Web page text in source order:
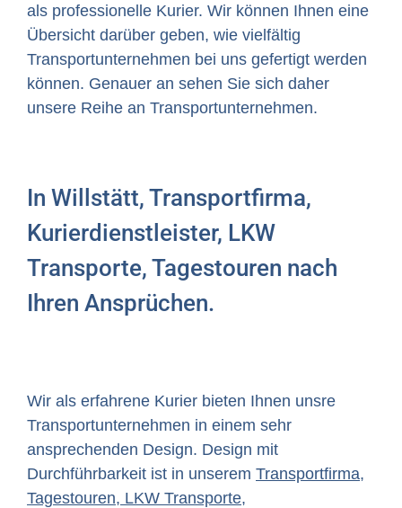
als professionelle Kurier. Wir können Ihnen eine
Übersicht darüber geben, wie vielfältig
Transportunternehmen bei uns gefertigt werden
können. Genauer an sehen Sie sich daher
unsere Reihe an Transportunternehmen.
In Willstätt, Transportfirma,
Kurierdienstleister, LKW
Transporte, Tagestouren nach
Ihren Ansprüchen.
Wir als erfahrene Kurier bieten Ihnen unsre
Transportunternehmen in einem sehr
ansprechenden Design. Design mit
Durchführbarkeit ist in unserem Transportfirma,
Tagestouren, LKW Transporte,